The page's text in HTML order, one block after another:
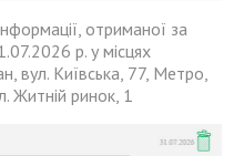
отриманої за
р. у місцях
вул. Київська, 77, Метро,
Житній ринок, 1